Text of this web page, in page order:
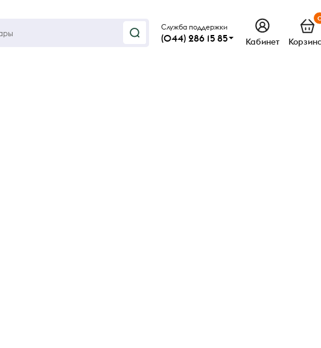
Служба поддержки
(044) 286 15 85 Кабинет